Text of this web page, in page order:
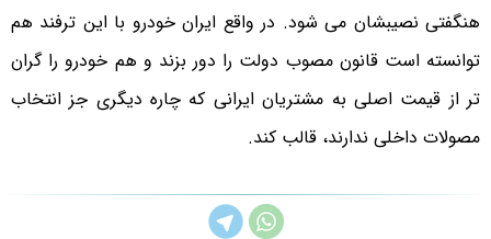
هنگفتی نصیبشان می شود. در واقع ایران خودرو با این ترفند هم
توانسته است قانون مصوب دولت را دور بزند و هم خودرو را گران
تر از قیمت اصلی به مشتریان ایرانی که چاره دیگری جز انتخاب
مصولات داخلی ندارند، قالب کند.